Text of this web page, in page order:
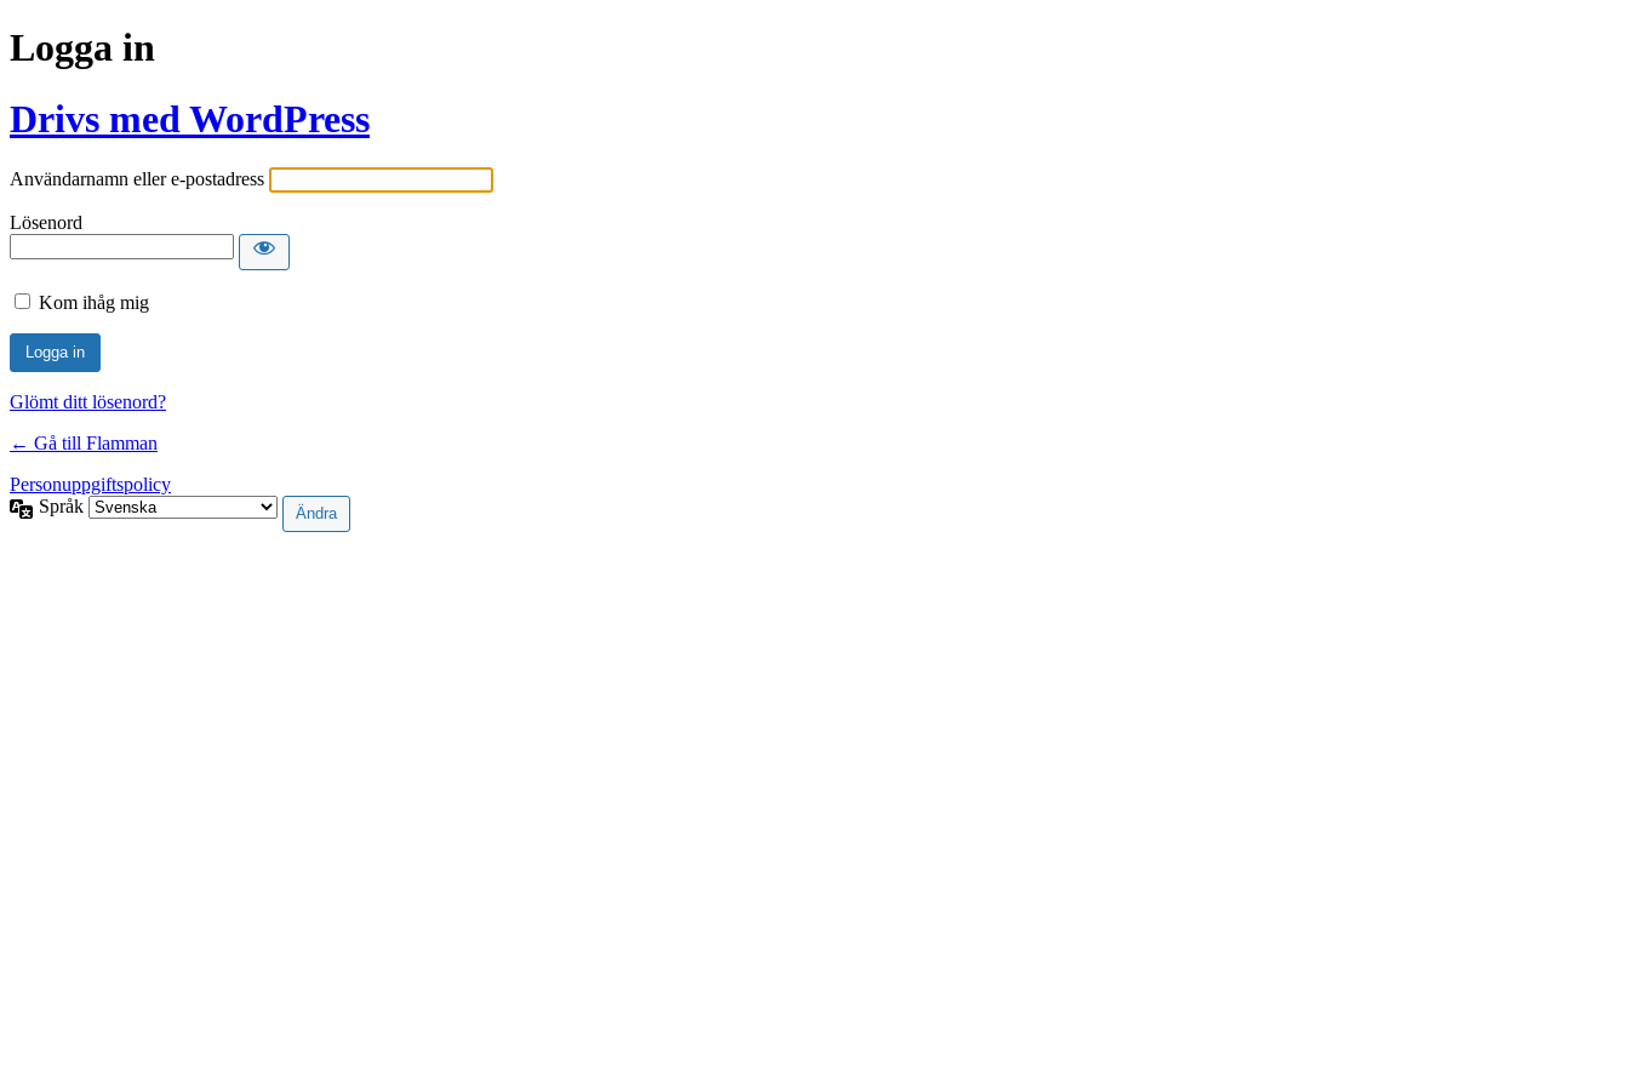
Logga in
Drivs med WordPress
Användarnamn eller e-postadress
Lösenord
Kom ihåg mig
Glömt ditt lösenord?
← Gå till Flamman
Personuppgiftspolicy
Språk